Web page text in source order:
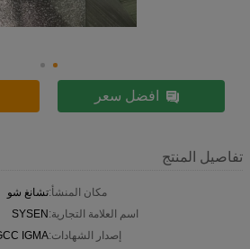
افضل سعر
تفاصيل المنتج
مكان المنشأ:تشانغ شو
اسم العلامة التجارية:SYSEN
إصدار الشهادات:IGMA